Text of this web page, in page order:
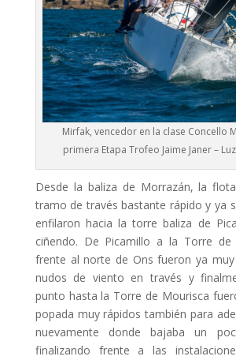
Mirfak, vencedor en la clase Concello
primera Etapa Trofeo Jaime Janer –
Desde la baliza de Morrazán, la
tramo de través bastante rápido y ya
enfilaron hacia la torre baliza de
ciñendo. De Picamillo a la Torre de
frente al norte de Ons fueron ya
nudos de viento en través y
punto hasta la Torre de Mourisca
popada muy rápidos también para
nuevamente donde bajaba un
finalizando frente a las